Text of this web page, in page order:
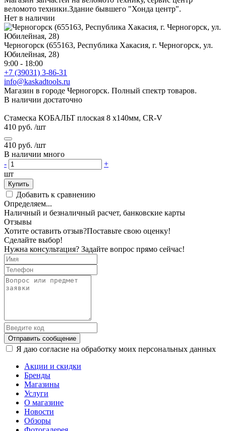
веломото техники.Здание бывшего "Хонда центр".
Нет в наличии
Черногорск (655163, Республика Хакасия, г. Черногорск, ул.
Юбилейная, 28)
9:00 - 18:00
+7 (39031) 3-86-31
info@kaskadtools.ru
Магазин в городе Черногорск. Полный спектр товаров.
В наличии достаточно
Стамеска КОБАЛЬТ плоская 8 х140мм, CR-V
410 руб. /шт
410 руб. /шт
В наличии много
-
+
шт
Купить
Добавить к сравнению
Определяем...
Наличный и безналичный расчет, банковские карты
Отзывы
Хотите оставить отзыв?Поставьте свою оценку!
Сделайте выбор!
Нужна консультация? Задайте вопрос прямо сейчас!
Отправить сообщение
Я даю согласие на обработку моих персональных данных
Акции и скидки
Бренды
Магазины
Услуги
О магазине
Новости
Обзоры